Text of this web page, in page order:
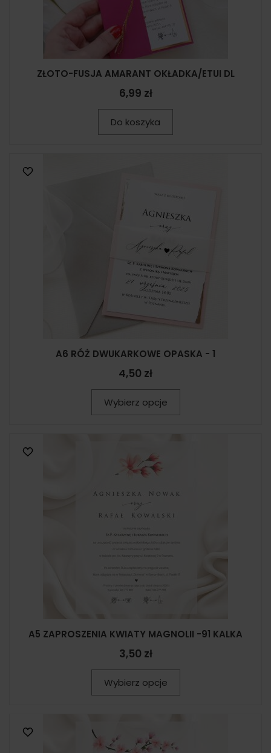
ZŁOTO-FUSJA AMARANT OKŁADKA/ETUI DL
6,99 zł
Do koszyka
A6 RÓŻ DWUKARKOWE OPASKA - 1
4,50 zł
Wybierz opcje
A5 ZAPROSZENIA KWIATY MAGNOLII -91 KALKA
3,50 zł
Wybierz opcje